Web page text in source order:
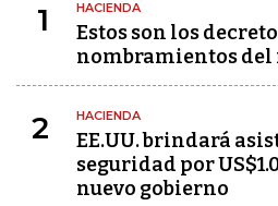
1 HACIENDA
Estos son los
nombramientos del
2 HACIENDA
EE.UU. brindará
seguridad por
nuevo gobierno